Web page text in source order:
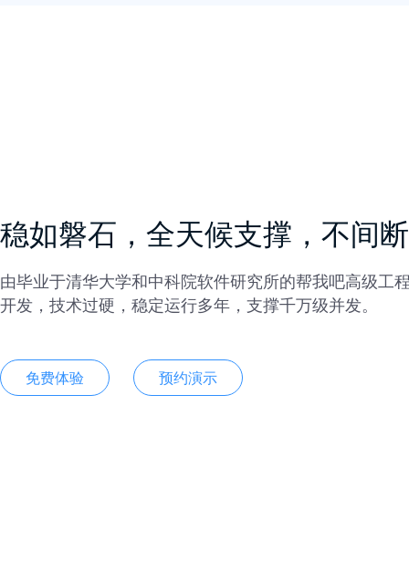
稳如磐石，全天候支撑，不间
由毕业于清华大学和中科院软件研究所的帮我吧高级工
开发，技术过硬，稳定运行多年，支撑千万级并发。
免费体验 预约演示